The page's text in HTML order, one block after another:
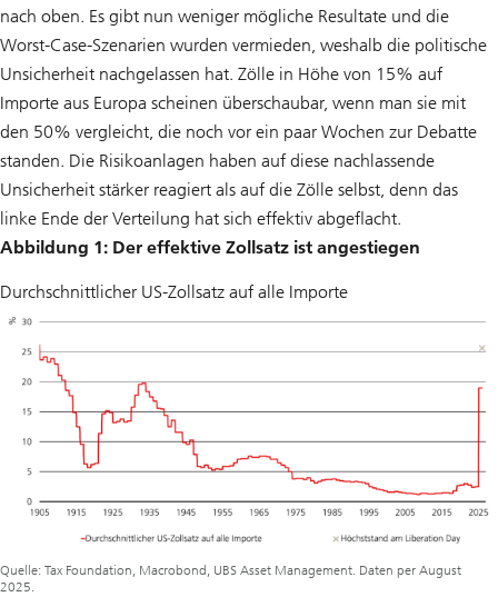
nach oben. Es gibt nun weniger mögliche Resultate und die
Worst-Case-Szenarien wurden vermieden, weshalb die politische
Unsicherheit nachgelassen hat. Zölle in Höhe von 15% auf
Importe aus Europa scheinen überschaubar, wenn man sie mit
den 50% vergleicht, die noch vor ein paar Wochen zur Debatte
standen. Die Risikoanlagen haben auf diese nachlassende
Unsicherheit stärker reagiert als auf die Zölle selbst, denn das
linke Ende der Verteilung hat sich effektiv abgeflacht.
Abbildung 1: Der effektive Zollsatz ist angestiegen
Durchschnittlicher US-Zollsatz auf alle Importe
Quelle: Tax Foundation, Macrobond, UBS Asset Management. Daten per August
2025.